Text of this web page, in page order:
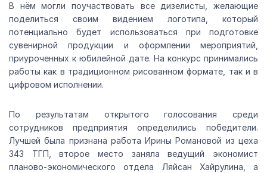
В нём могли поучаствовать все дизелисты, желающие
поделиться своим видением логотипа, который
потенциально будет использоваться при подготовке
сувенирной продукции и оформлении мероприятий,
приуроченных к юбилейной дате. На конкурс принимались
работы как в традиционном рисованном формате, так и в
цифровом исполнении.
По результатам открытого голосования среди
сотрудников предприятия определились победители.
Лучшей была признана работа Ирины Романовой из цеха
343 ТГП, второе место заняла ведущий экономист
планово-экономического отдела Ляйсан Хайрулина, а